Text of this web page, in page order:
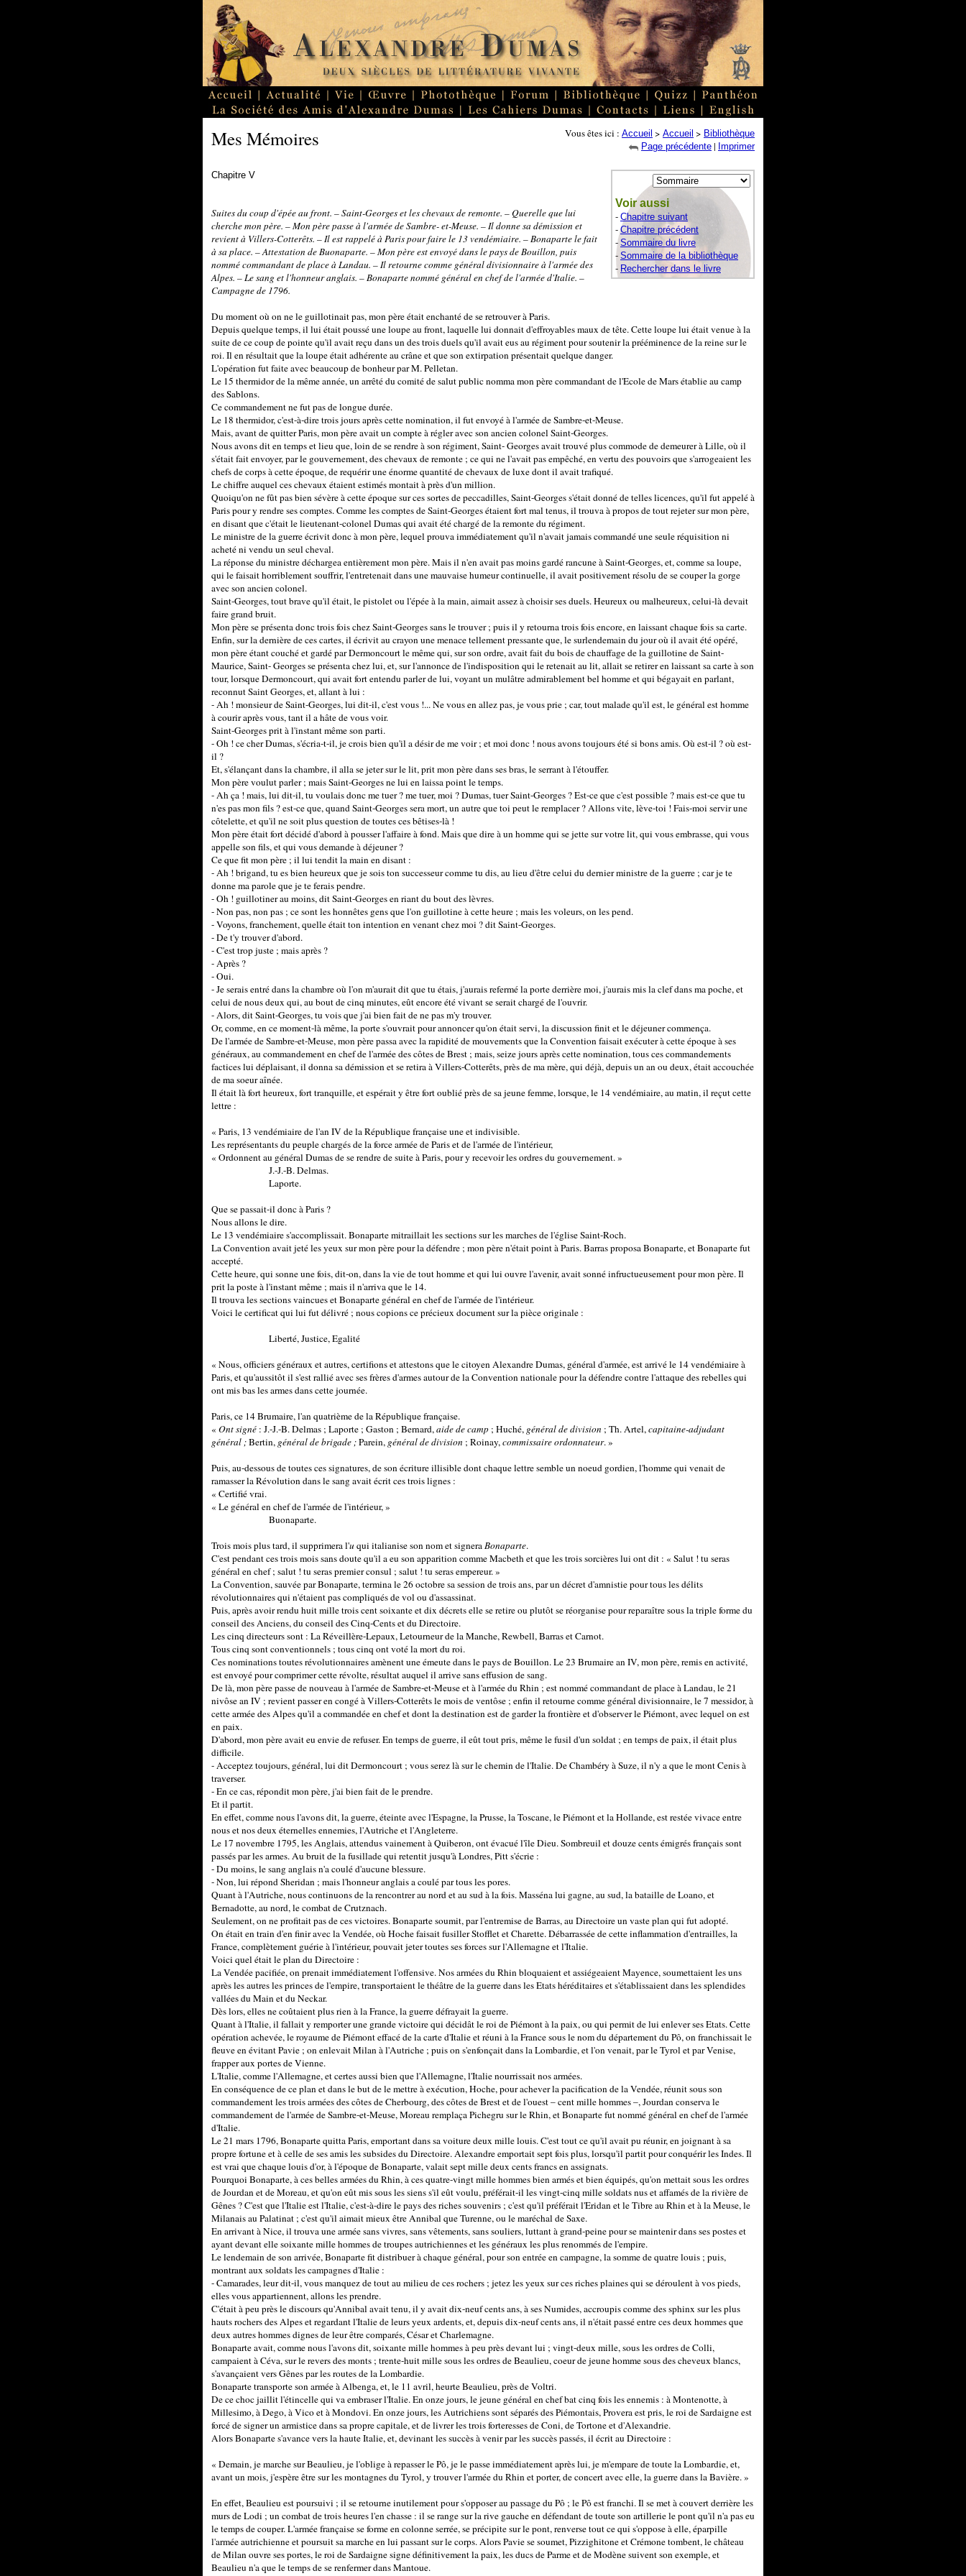
Mes Mémoires Vous êtes ici : Accueil > Accueil > Bibliothèque
Page précédente | Imprimer
Voir aussi
- Chapitre suivant
-Chapitre précédent
- Sommaire du livre
- Sommaire de la bibliothèque
- Rechercher dans le livre
Chapitre V
Suites du coup d'épée au front. – Saint-Georges et les chevaux de remonte. – Querelle que lui
cherche mon père. – Mon père passe à l'armée de Sambre- et-Meuse. – Il donne sa démission et
revient à Villers-Cotterêts. – Il est rappelé à Paris pour faire le 13 vendémiaire. – Bonaparte le fait
à sa place. – Attestation de Buonaparte. – Mon père est envoyé dans le pays de Bouillon, puis
nommé commandant de place à Landau. – Il retourne comme général divisionnaire à l'armée des
Alpes. – Le sang et l'honneur anglais. – Bonaparte nommé général en chef de l'armée d'Italie. –
Campagne de 1796.
Du moment où on ne le guillotinait pas, mon père était enchanté de se retrouver à Paris.
Depuis quelque temps, il lui était poussé une loupe au front, laquelle lui donnait d'effroyables maux de tête. Cette loupe lui était venue à la
suite de ce coup de pointe qu'il avait reçu dans un des trois duels qu'il avait eus au régiment pour soutenir la prééminence de la reine sur le
roi. Il en résultait que la loupe était adhérente au crâne et que son extirpation présentait quelque danger.
L'opération fut faite avec beaucoup de bonheur par M. Pelletan.
Le 15 thermidor de la même année, un arrêté du comité de salut public nomma mon père commandant de l'Ecole de Mars établie au camp
des Sablons.
Ce commandement ne fut pas de longue durée.
Le 18 thermidor, c'est-à-dire trois jours après cette nomination, il fut envoyé à l'armée de Sambre-et-Meuse.
Mais, avant de quitter Paris, mon père avait un compte à régler avec son ancien colonel Saint-Georges.
Nous avons dit en temps et lieu que, loin de se rendre à son régiment, Saint- Georges avait trouvé plus commode de demeurer à Lille, où il
s'était fait envoyer, par le gouvernement, des chevaux de remonte ; ce qui ne l'avait pas empêché, en vertu des pouvoirs que s'arrogeaient les
chefs de corps à cette époque, de requérir une énorme quantité de chevaux de luxe dont il avait trafiqué.
Le chiffre auquel ces chevaux étaient estimés montait à près d'un million.
Quoiqu'on ne fût pas bien sévère à cette époque sur ces sortes de peccadilles, Saint-Georges s'était donné de telles licences, qu'il fut appelé à
Paris pour y rendre ses comptes. Comme les comptes de Saint-Georges étaient fort mal tenus, il trouva à propos de tout rejeter sur mon père,
en disant que c'était le lieutenant-colonel Dumas qui avait été chargé de la remonte du régiment.
Le ministre de la guerre écrivit donc à mon père, lequel prouva immédiatement qu'il n'avait jamais commandé une seule réquisition ni
acheté ni vendu un seul cheval.
La réponse du ministre déchargea entièrement mon père. Mais il n'en avait pas moins gardé rancune à Saint-Georges, et, comme sa loupe,
qui le faisait horriblement souffrir, l'entretenait dans une mauvaise humeur continuelle, il avait positivement résolu de se couper la gorge
avec son ancien colonel.
Saint-Georges, tout brave qu'il était, le pistolet ou l'épée à la main, aimait assez à choisir ses duels. Heureux ou malheureux, celui-là devait
faire grand bruit.
Mon père se présenta donc trois fois chez Saint-Georges sans le trouver ; puis il y retourna trois fois encore, en laissant chaque fois sa carte.
Enfin, sur la dernière de ces cartes, il écrivit au crayon une menace tellement pressante que, le surlendemain du jour où il avait été opéré,
mon père étant couché et gardé par Dermoncourt le même qui, sur son ordre, avait fait du bois de chauffage de la guillotine de Saint-
Maurice, Saint- Georges se présenta chez lui, et, sur l'annonce de l'indisposition qui le retenait au lit, allait se retirer en laissant sa carte à son
tour, lorsque Dermoncourt, qui avait fort entendu parler de lui, voyant un mulâtre admirablement bel homme et qui bégayait en parlant,
reconnut Saint Georges, et, allant à lui :
- Ah ! monsieur de Saint-Georges, lui dit-il, c'est vous !... Ne vous en allez pas, je vous prie ; car, tout malade qu'il est, le général est homme
à courir après vous, tant il a hâte de vous voir.
Saint-Georges prit à l'instant même son parti.
- Oh ! ce cher Dumas, s'écria-t-il, je crois bien qu'il a désir de me voir ; et moi donc ! nous avons toujours été si bons amis. Où est-il ? où est-
il ?
Et, s'élançant dans la chambre, il alla se jeter sur le lit, prit mon père dans ses bras, le serrant à l'étouffer.
Mon père voulut parler ; mais Saint-Georges ne lui en laissa point le temps.
- Ah ça ! mais, lui dit-il, tu voulais donc me tuer ? me tuer, moi ? Dumas, tuer Saint-Georges ? Est-ce que c'est possible ? mais est-ce que tu
n'es pas mon fils ? est-ce que, quand Saint-Georges sera mort, un autre que toi peut le remplacer ? Allons vite, lève-toi ! Fais-moi servir une
côtelette, et qu'il ne soit plus question de toutes ces bêtises-là !
Mon père était fort décidé d'abord à pousser l'affaire à fond. Mais que dire à un homme qui se jette sur votre lit, qui vous embrasse, qui vous
appelle son fils, et qui vous demande à déjeuner ?
Ce que fit mon père ; il lui tendit la main en disant :
- Ah ! brigand, tu es bien heureux que je sois ton successeur comme tu dis, au lieu d'être celui du dernier ministre de la guerre ; car je te
donne ma parole que je te ferais pendre.
- Oh ! guillotiner au moins, dit Saint-Georges en riant du bout des lèvres.
- Non pas, non pas ; ce sont les honnêtes gens que l'on guillotine à cette heure ; mais les voleurs, on les pend.
- Voyons, franchement, quelle était ton intention en venant chez moi ? dit Saint-Georges.
- De t'y trouver d'abord.
- C'est trop juste ; mais après ?
- Après ?
- Oui.
- Je serais entré dans la chambre où l'on m'aurait dit que tu étais, j'aurais refermé la porte derrière moi, j'aurais mis la clef dans ma poche, et
celui de nous deux qui, au bout de cinq minutes, eût encore été vivant se serait chargé de l'ouvrir.
- Alors, dit Saint-Georges, tu vois que j'ai bien fait de ne pas m'y trouver.
Or, comme, en ce moment-là même, la porte s'ouvrait pour annoncer qu'on était servi, la discussion finit et le déjeuner commença.
De l'armée de Sambre-et-Meuse, mon père passa avec la rapidité de mouvements que la Convention faisait exécuter à cette époque à ses
généraux, au commandement en chef de l'armée des côtes de Brest ; mais, seize jours après cette nomination, tous ces commandements
factices lui déplaisant, il donna sa démission et se retira à Villers-Cotterêts, près de ma mère, qui déjà, depuis un an ou deux, était accouchée
de ma soeur aînée.
Il était là fort heureux, fort tranquille, et espérait y être fort oublié près de sa jeune femme, lorsque, le 14 vendémiaire, au matin, il reçut cette
lettre :
« Paris, 13 vendémiaire de l'an IV de la République française une et indivisible.
Les représentants du peuple chargés de la force armée de Paris et de l'armée de l'intérieur,
« Ordonnent au général Dumas de se rendre de suite à Paris, pour y recevoir les ordres du gouvernement. »
J.-J.-B. Delmas.
Laporte.
Que se passait-il donc à Paris ?
Nous allons le dire.
Le 13 vendémiaire s'accomplissait. Bonaparte mitraillait les sections sur les marches de l'église Saint-Roch.
La Convention avait jeté les yeux sur mon père pour la défendre ; mon père n'était point à Paris. Barras proposa Bonaparte, et Bonaparte fut
accepté.
Cette heure, qui sonne une fois, dit-on, dans la vie de tout homme et qui lui ouvre l'avenir, avait sonné infructueusement pour mon père. Il
prit la poste à l'instant même ; mais il n'arriva que le 14.
Il trouva les sections vaincues et Bonaparte général en chef de l'armée de l'intérieur.
Voici le certificat qui lui fut délivré ; nous copions ce précieux document sur la pièce originale :
Liberté, Justice, Egalité
« Nous, officiers généraux et autres, certifions et attestons que le citoyen Alexandre Dumas, général d'armée, est arrivé le 14 vendémiaire à
Paris, et qu'aussitôt il s'est rallié avec ses frères d'armes autour de la Convention nationale pour la défendre contre l'attaque des rebelles qui
ont mis bas les armes dans cette journée.
Paris, ce 14 Brumaire, l'an quatrième de la République française.
« Ont signé : J.-J.-B. Delmas ; Laporte ; Gaston ; Bernard,aide de camp ; Huché, général de division ; Th. Artel,capitaine-adjudant
général ;Bertin, général debrigade ;Parein, général de division ; Roinay,commissaire ordonnateur. »
Puis, au-dessous de toutes ces signatures, de son écriture illisible dont chaque lettre semble un noeud gordien, l'homme qui venait de
ramasser la Révolution dans le sang avait écrit ces trois lignes :
« Certifié vrai.
« Le général en chef de l'armée de l'intérieur, »
Buonaparte.
Trois mois plus tard, il supprimera l'u qui italianise son nom et signeraBonaparte.
C'est pendant ces trois mois sans doute qu'il a eu son apparition comme Macbeth et que les trois sorcières lui ont dit : « Salut ! tu seras
général en chef ; salut ! tu seras premier consul ; salut ! tu seras empereur. »
La Convention, sauvée par Bonaparte, termina le 26 octobre sa session de trois ans, par un décret d'amnistie pour tous les délits
révolutionnaires qui n'étaient pas compliqués de vol ou d'assassinat.
Puis, après avoir rendu huit mille trois cent soixante et dix décrets elle se retire ou plutôt se réorganise pour reparaître sous la triple forme du
conseil des Anciens, du conseil des Cinq-Cents et du Directoire.
Les cinq directeurs sont : La Réveillère-Lepaux, Letourneur de la Manche, Rewbell, Barras et Carnot.
Tous cinq sont conventionnels ; tous cinq ont voté la mort du roi.
Ces nominations toutes révolutionnaires amènent une émeute dans le pays de Bouillon. Le 23 Brumaire an IV, mon père, remis en activité,
est envoyé pour comprimer cette révolte, résultat auquel il arrive sans effusion de sang.
De là, mon père passe de nouveau à l'armée de Sambre-et-Meuse et à l'armée du Rhin ; est nommé commandant de place à Landau, le 21
nivôse an IV ; revient passer en congé à Villers-Cotterêts le mois de ventôse ; enfin il retourne comme général divisionnaire, le 7 messidor, à
cette armée des Alpes qu'il a commandée en chef et dont la destination est de garder la frontière et d'observer le Piémont, avec lequel on est
en paix.
D'abord, mon père avait eu envie de refuser. En temps de guerre, il eût tout pris, même le fusil d'un soldat ; en temps de paix, il était plus
difficile.
- Acceptez toujours, général, lui dit Dermoncourt ; vous serez là sur le chemin de l'Italie. De Chambéry à Suze, il n'y a que le mont Cenis à
traverser.
- En ce cas, répondit mon père, j'ai bien fait de le prendre.
Et il partit.
En effet, comme nous l'avons dit, la guerre, éteinte avec l'Espagne, la Prusse, la Toscane, le Piémont et la Hollande, est restée vivace entre
nous et nos deux éternelles ennemies, l'Autriche et l'Angleterre.
Le 17 novembre 1795, les Anglais, attendus vainement à Quiberon, ont évacué l'île Dieu. Sombreuil et douze cents émigrés français sont
passés par les armes. Au bruit de la fusillade qui retentit jusqu'à Londres, Pitt s'écrie :
- Du moins, le sang anglais n'a coulé d'aucune blessure.
- Non, lui répond Sheridan ; mais l'honneur anglais a coulé par tous les pores.
Quant à l'Autriche, nous continuons de la rencontrer au nord et au sud à la fois. Masséna lui gagne, au sud, la bataille de Loano, et
Bernadotte, au nord, le combat de Crutznach.
Seulement, on ne profitait pas de ces victoires. Bonaparte soumit, par l'entremise de Barras, au Directoire un vaste plan qui fut adopté.
On était en train d'en finir avec la Vendée, où Hoche faisait fusiller Stofflet et Charette. Débarrassée de cette inflammation d'entrailles, la
France, complètement guérie à l'intérieur, pouvait jeter toutes ses forces sur l'Allemagne et l'Italie.
Voici quel était le plan du Directoire :
La Vendée pacifiée, on prenait immédiatement l'offensive. Nos armées du Rhin bloquaient et assiégeaient Mayence, soumettaient les uns
après les autres les princes de l'empire, transportaient le théâtre de la guerre dans les Etats héréditaires et s'établissaient dans les splendides
vallées du Main et du Neckar.
Dès lors, elles ne coûtaient plus rien à la France, la guerre défrayait la guerre.
Quant à l'Italie, il fallait y remporter une grande victoire qui décidât le roi de Piémont à la paix, ou qui permit de lui enlever ses Etats. Cette
opération achevée, le royaume de Piémont effacé de la carte d'Italie et réuni à la France sous le nom du département du Pô, on franchissait le
fleuve en évitant Pavie ; on enlevait Milan à l'Autriche ; puis on s'enfonçait dans la Lombardie, et l'on venait, par le Tyrol et par Venise,
frapper aux portes de Vienne.
L'Italie, comme l'Allemagne, et certes aussi bien que l'Allemagne, l'Italie nourrissait nos armées.
En conséquence de ce plan et dans le but de le mettre à exécution, Hoche, pour achever la pacification de la Vendée, réunit sous son
commandement les trois armées des côtes de Cherbourg, des côtes de Brest et de l'ouest – cent mille hommes –, Jourdan conserva le
commandement de l'armée de Sambre-et-Meuse, Moreau remplaça Pichegru sur le Rhin, et Bonaparte fut nommé général en chef de l'armée
d'Italie.
Le 21 mars 1796, Bonaparte quitta Paris, emportant dans sa voiture deux mille louis. C'est tout ce qu'il avait pu réunir, en joignant à sa
propre fortune et à celle de ses amis les subsides du Directoire. Alexandre emportait sept fois plus, lorsqu'il partit pour conquérir les Indes. Il
est vrai que chaque louis d'or, à l'époque de Bonaparte, valait sept mille deux cents francs en assignats.
Pourquoi Bonaparte, à ces belles armées du Rhin, à ces quatre-vingt mille hommes bien armés et bien équipés, qu'on mettait sous les ordres
de Jourdan et de Moreau, et qu'on eût mis sous les siens s'il eût voulu, préférait-il les vingt-cinq mille soldats nus et affamés de la rivière de
Gênes ? C'est que l'Italie est l'Italie, c'est-à-dire le pays des riches souvenirs ; c'est qu'il préférait l'Eridan et le Tibre au Rhin et à la Meuse, le
Milanais au Palatinat ; c'est qu'il aimait mieux être Annibal que Turenne, ou le maréchal de Saxe.
En arrivant à Nice, il trouva une armée sans vivres, sans vêtements, sans souliers, luttant à grand-peine pour se maintenir dans ses postes et
ayant devant elle soixante mille hommes de troupes autrichiennes et les généraux les plus renommés de l'empire.
Le lendemain de son arrivée, Bonaparte fit distribuer à chaque général, pour son entrée en campagne, la somme de quatre louis ; puis,
montrant aux soldats les campagnes d'Italie :
- Camarades, leur dit-il, vous manquez de tout au milieu de ces rochers ; jetez les yeux sur ces riches plaines qui se déroulent à vos pieds,
elles vous appartiennent, allons les prendre.
C'était à peu près le discours qu'Annibal avait tenu, il y avait dix-neuf cents ans, à ses Numides, accroupis comme des sphinx sur les plus
hauts rochers des Alpes et regardant l'Italie de leurs yeux ardents, et, depuis dix-neuf cents ans, il n'était passé entre ces deux hommes que
deux autres hommes dignes de leur être comparés, César et Charlemagne.
Bonaparte avait, comme nous l'avons dit, soixante mille hommes à peu près devant lui ; vingt-deux mille, sous les ordres de Colli,
campaient à Céva, sur le revers des monts ; trente-huit mille sous les ordres de Beaulieu, coeur de jeune homme sous des cheveux blancs,
s'avançaient vers Gênes par les routes de la Lombardie.
Bonaparte transporte son armée à Albenga, et, le 11 avril, heurte Beaulieu, près de Voltri.
De ce choc jaillit l'étincelle qui va embraser l'Italie. En onze jours, le jeune général en chef bat cinq fois les ennemis : à Montenotte, à
Millesimo, à Dego, à Vico et à Mondovi. En onze jours, les Autrichiens sont séparés des Piémontais, Provera est pris, le roi de Sardaigne est
forcé de signer un armistice dans sa propre capitale, et de livrer les trois forteresses de Coni, de Tortone et d'Alexandrie.
Alors Bonaparte s'avance vers la haute Italie, et, devinant les succès à venir par les succès passés, il écrit au Directoire :
« Demain, je marche sur Beaulieu, je l'oblige à repasser le Pô, je le passe immédiatement après lui, je m'empare de toute la Lombardie, et,
avant un mois, j'espère être sur les montagnes du Tyrol, y trouver l'armée du Rhin et porter, de concert avec elle, la guerre dans la Bavière. »
En effet, Beaulieu est poursuivi ; il se retourne inutilement pour s'opposer au passage du Pô ; le Pô est franchi. Il se met à couvert derrière les
murs de Lodi ; un combat de trois heures l'en chasse : il se range sur la rive gauche en défendant de toute son artillerie le pont qu'il n'a pas eu
le temps de couper. L'armée française se forme en colonne serrée, se précipite sur le pont, renverse tout ce qui s'oppose à elle, éparpille
l'armée autrichienne et poursuit sa marche en lui passant sur le corps. Alors Pavie se soumet, Pizzighitone et Crémone tombent, le château
de Milan ouvre ses portes, le roi de Sardaigne signe définitivement la paix, les ducs de Parme et de Modène suivent son exemple, et
Beaulieu n'a que le temps de se renfermer dans Mantoue.